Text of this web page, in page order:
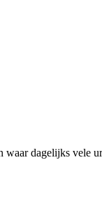
waar dagelijks vele